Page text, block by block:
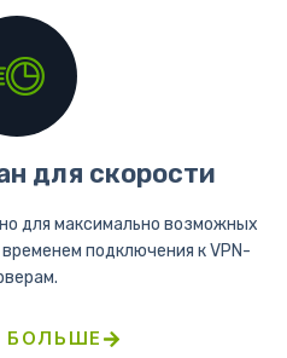
для скорости
для максимально возможных
подключения к VPN-
БОЛЬШЕ